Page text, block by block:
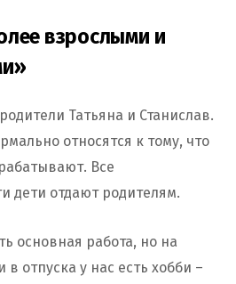
взрослыми и
Татьяна и Станислав.
относятся к тому, что
Все
дети отдают родителям.
основная работа, но на
отпуска у нас есть хобби –